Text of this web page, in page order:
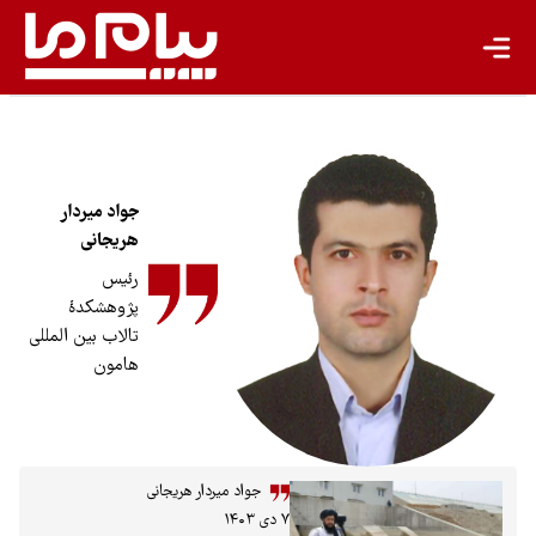
جواد میردار
هریجانی
رئیس
پژوهشکدۀ
تالاب بین المللی
هامون
جواد میردار هریجانی
۷ دی ۱۴۰۳